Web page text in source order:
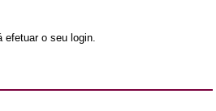
o seu login.